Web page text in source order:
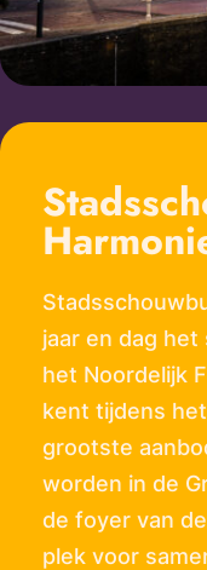
jaar en dag
het Noordelijk
kent tijdens
grootste
worden in de
de foyer van
plek voor